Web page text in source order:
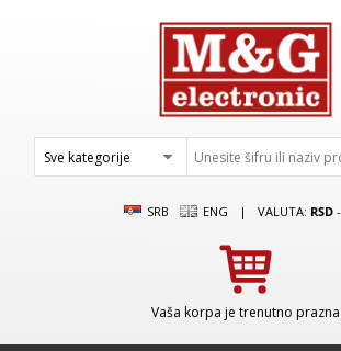
SRB ENG | VALUTA: RSD -
Vaša korpa je trenutno prazna